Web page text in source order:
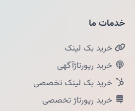
خدمات ما
خرید بک لینک
خرید رپورتاژآگهی
خرید بک لینک تخصصی
خرید رپورتاژ تخصصی